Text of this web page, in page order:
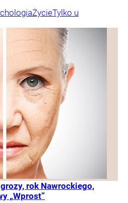
ŻycieTylko u
rok Nawrockiego,
„Wprost”